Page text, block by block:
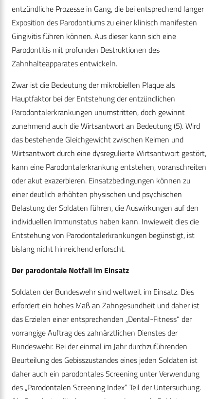
entzündliche Prozesse in Gang, die bei entsprechend langer
Exposition des Parodontiums zu einer klinisch manifesten
Gingivitis führen können. Aus dieser kann sich eine
Parodontitis mit profunden Destruktionen des
Zahnhalteapparates entwickeln.
Zwar ist die Bedeutung der mikrobiellen Plaque als
Hauptfaktor bei der Entstehung der entzündlichen
Parodontalerkrankungen unumstritten, doch gewinnt
zunehmend auch die Wirtsantwort an Bedeutung (5). Wird
das bestehende Gleichgewicht zwischen Keimen und
Wirtsantwort durch eine dysregulierte Wirtsantwort gestört,
kann eine Parodontalerkrankung entstehen, voranschreiten
oder akut exazerbieren. Einsatzbedingungen können zu
einer deutlich erhöhten physischen und psychischen
Belastung der Soldaten führen, die Auswirkungen auf den
individuellen Immunstatus haben kann. Inwieweit dies die
Entstehung von Parodontalerkrankungen begünstigt, ist
bislang nicht hinreichend erforscht.
Der parodontale Notfall im Einsatz
Soldaten der Bundeswehr sind weltweit im Einsatz. Dies
erfordert ein hohes Maß an Zahngesundheit und daher ist
das Erzielen einer entsprechenden „Dental-Fitness“ der
vorrangige Auftrag des zahnärztlichen Dienstes der
Bundeswehr. Bei der einmal im Jahr durchzuführenden
Beurteilung des Gebisszustandes eines jeden Soldaten ist
daher auch ein parodontales Screening unter Verwendung
des „Parodontalen Screening Index“ Teil der Untersuchung.